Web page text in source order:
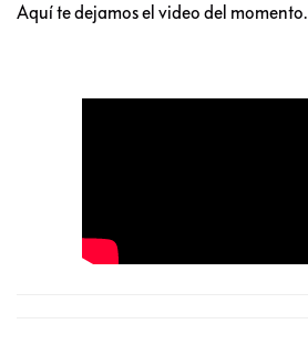
Aquí te dejamos el video del momento.